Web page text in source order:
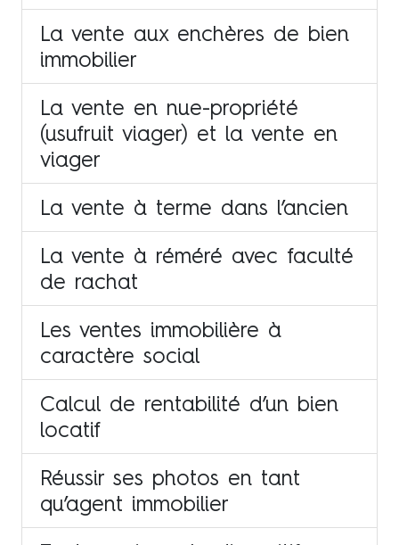
La vente aux enchères de bien
immobilier
La vente en nue-propriété
(usufruit viager) et la vente en
viager
La vente à terme dans l’ancien
La vente à réméré avec faculté
de rachat
Les ventes immobilière à
caractère social
Calcul de rentabilité d’un bien
locatif
Réussir ses photos en tant
qu’agent immobilier